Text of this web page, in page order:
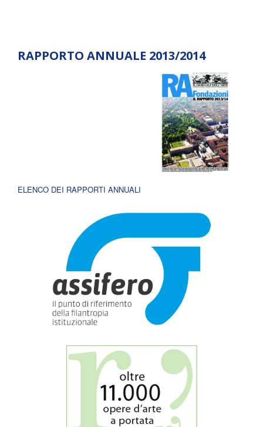
RAPPORTO ANNUALE 2013/2014
ELENCO DEI RAPPORTI ANNUALI